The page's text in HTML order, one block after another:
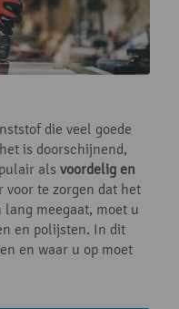
die veel goede
is doorschijnend,
als voordelig en
voor te zorgen dat het
meegaat, moet u
en polijsten. In dit
en waar u op moet